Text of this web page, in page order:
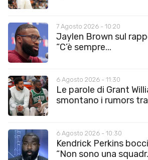
7 Agosto 2026 - 10:20
Jaylen Brown sul
“C’è sempre...
6 Agosto 2026 - 11:30
Le parole di Grant
smontano i rumors
6 Agosto 2026 - 10:30
Kendrick Perkins
“Non sono una